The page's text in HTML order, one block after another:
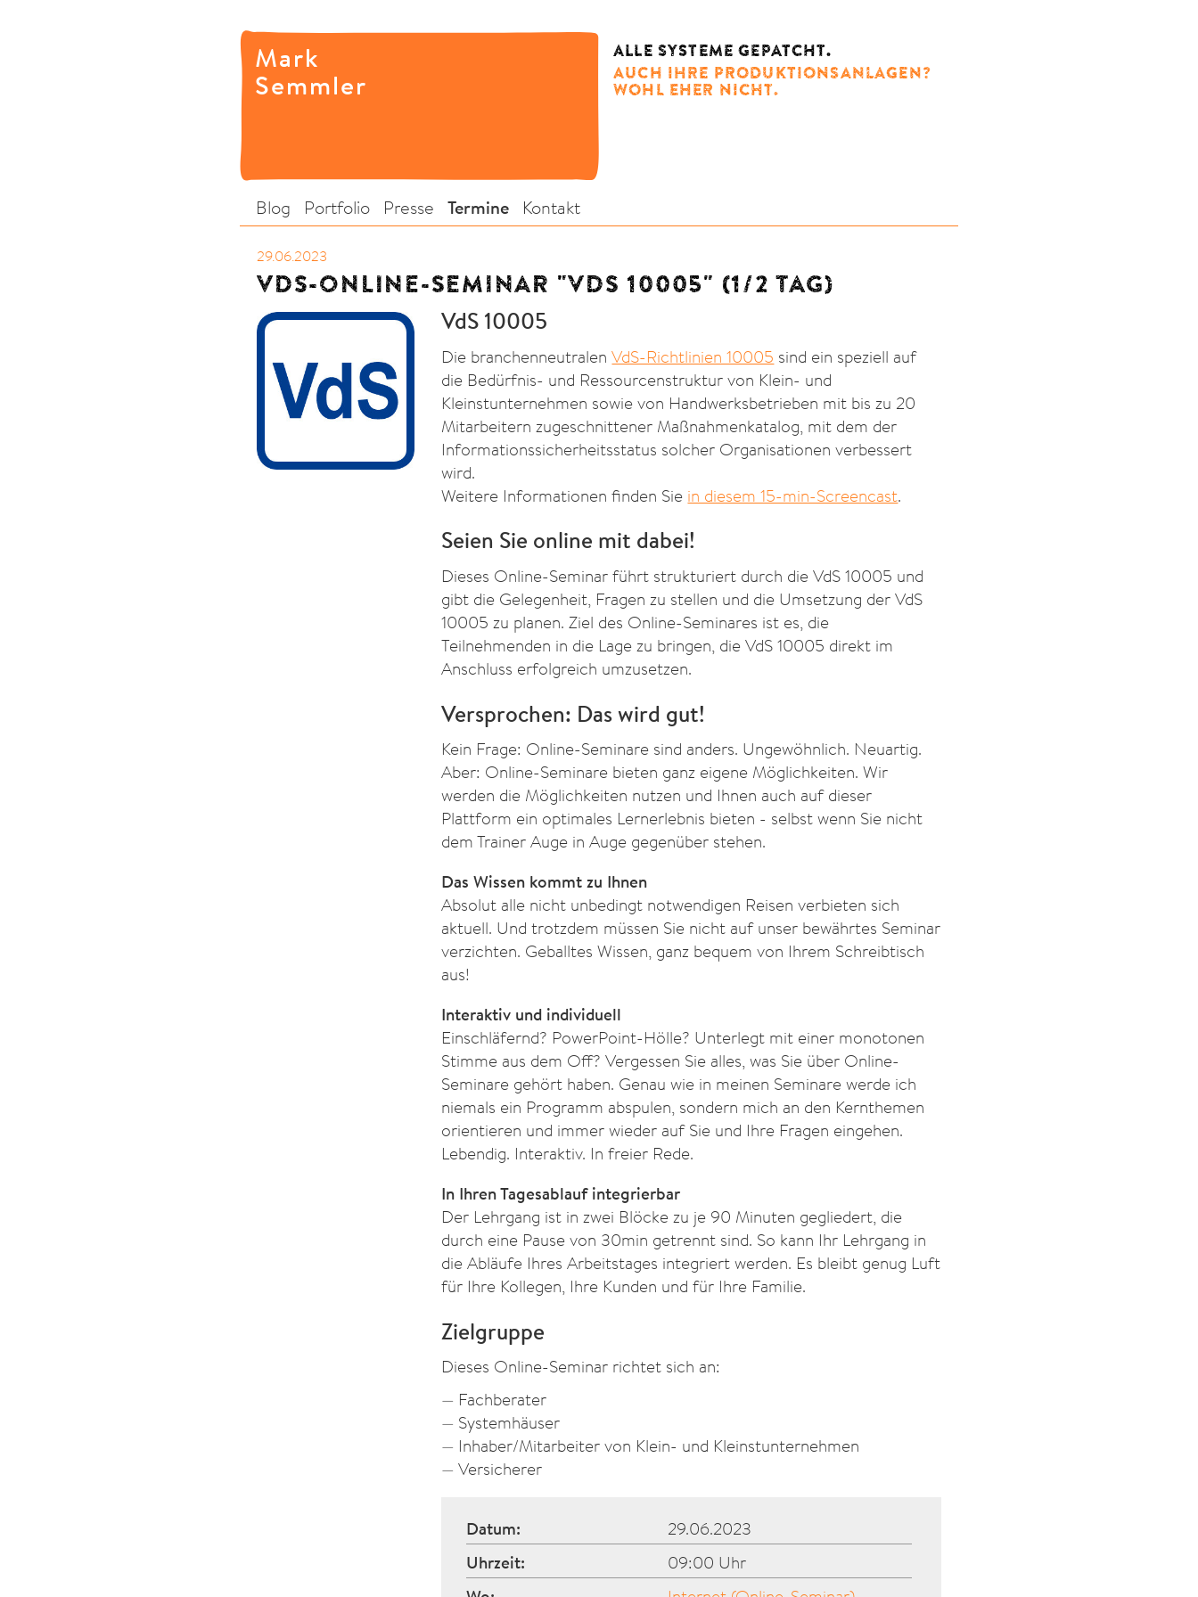
Mark
Semmler
ALLE SYSTEME GEPATCHT.
AUCH IHRE PRODUKTIONSANLAGEN?
WOHL EHER NICHT.
Blog Portfolio Presse Termine Kontakt
29.06.2023
VDS-ONLINE-SEMINAR "VDS 10005" (1/2 TAG)
VdS 10005
Die branchenneutralenVdS-Richtlinien 10005 sind ein speziell auf
die Bedürfnis- und Ressourcenstruktur von Klein- und
Kleinstunternehmen sowie von Handwerksbetrieben mit bis zu 20
Mitarbeitern zugeschnittener Maßnahmenkatalog, mit dem der
Informationssicherheitsstatus solcher Organisationen verbessert
wird.
Weitere Informationen finden Sie in diesem 15-min-Screencast.
Seien Sie online mit dabei!
Dieses Online-Seminar führt strukturiert durch die VdS 10005 und
gibt die Gelegenheit, Fragen zu stellen und die Umsetzung der VdS
10005 zu planen. Ziel des Online-Seminares ist es, die
Teilnehmenden in die Lage zu bringen, die VdS 10005 direkt im
Anschluss erfolgreich umzusetzen.
Versprochen: Das wird gut!
Kein Frage: Online-Seminare sind anders. Ungewöhnlich. Neuartig.
Aber: Online-Seminare bieten ganz eigene Möglichkeiten. Wir
werden die Möglichkeiten nutzen und Ihnen auch auf dieser
Plattform ein optimales Lernerlebnis bieten - selbst wenn Sie nicht
dem Trainer Auge in Auge gegenüber stehen.
Das Wissen kommt zu Ihnen
Absolut alle nicht unbedingt notwendigen Reisen verbieten sich
aktuell. Und trotzdem müssen Sie nicht auf unser bewährtes Seminar
verzichten. Geballtes Wissen, ganz bequem von Ihrem Schreibtisch
aus!
Interaktiv und individuell
Einschläfernd? PowerPoint-Hölle? Unterlegt mit einer monotonen
Stimme aus dem Off? Vergessen Sie alles, was Sie über Online-
Seminare gehört haben. Genau wie in meinen Seminare werde ich
niemals ein Programm abspulen, sondern mich an den Kernthemen
orientieren und immer wieder auf Sie und Ihre Fragen eingehen.
Lebendig. Interaktiv. In freier Rede.
In Ihren Tagesablauf integrierbar
Der Lehrgang ist in zwei Blöcke zu je 90 Minuten gegliedert, die
durch eine Pause von 30min getrennt sind. So kann Ihr Lehrgang in
die Abläufe Ihres Arbeitstages integriert werden. Es bleibt genug Luft
für Ihre Kollegen, Ihre Kunden und für Ihre Familie.
Zielgruppe
Dieses Online-Seminar richtet sich an:
Fachberater
Systemhäuser
Inhaber/Mitarbeiter von Klein- und Kleinstunternehmen
Versicherer
Datum: 29.06.2023
Uhrzeit: 09:00 Uhr